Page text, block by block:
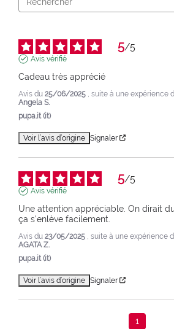
5/5
Avis vérifié
Cadeau très apprécié
Avis du 25/06/2025 , suite à une expérience
Angela S.
pupa.it (it)
Voir l’avis d’origine Signaler
5/5
Avis vérifié
Une attention appréciable. On dirait
ça s'enlève facilement.
Avis du 23/05/2025 , suite à une expérience
AGATA Z.
pupa.it (it)
Voir l’avis d’origine Signaler
1